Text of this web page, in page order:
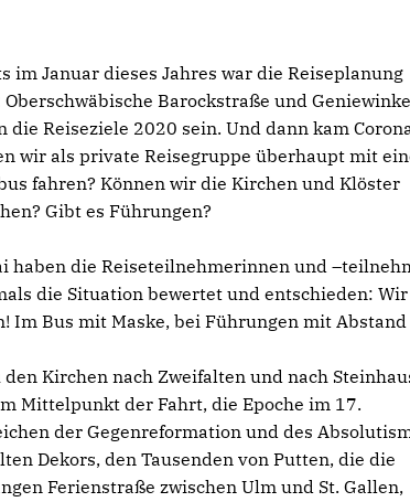
im Januar dieses Jahres war die Reiseplanung
Barockstraße und
die Reiseziele 2020 sein. Und dann kam
wir als private Reisegruppe überhaupt mit
fahren? Können wir die Kirchen und Klöster
Gibt es Führungen?
haben die Reiseteilnehmerinnen und
die Situation bewertet und entschieden: Wir
Im Bus mit Maske, bei Führungen mit Abstand
Kirchen nach Zweifalten und nach
Mittelpunkt der Fahrt, die Epoche im 17.
der Gegenreformation und des
Dekors, den Tausenden von Putten, die die
Ferienstraße zwischen Ulm und St. Gallen,